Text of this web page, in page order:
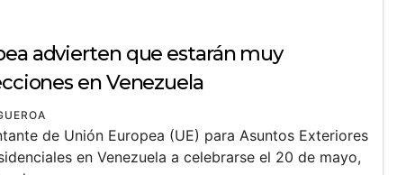
advierten que estarán muy
en Venezuela
de Unión Europea (UE) para Asuntos Exteriores
en Venezuela a celebrarse el 20 de mayo,